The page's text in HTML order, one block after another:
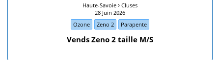
Haute-Savoie
Cluses
28 Juin 2026
Ozone
Zeno 2 Parapente
Vends Zeno 2 taille M/S